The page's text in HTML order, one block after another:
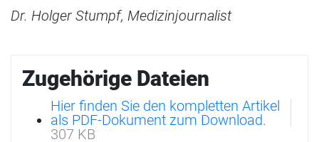
Dr. Holger Stumpf, Medizinjournalist
Zugehörige Dateien
Hier finden Sie den kompletten Artikel
als PDF-Dokument zum Download.
307 KB